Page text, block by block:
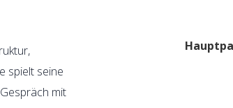
spielt seine
mit